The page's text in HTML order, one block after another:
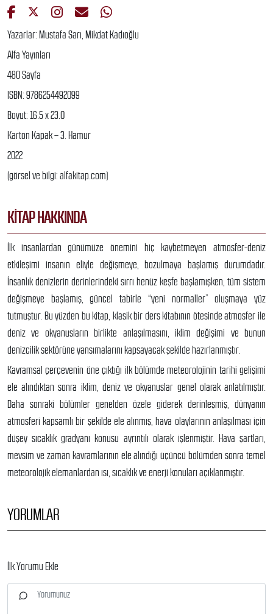
Yazarlar: Mustafa Sarı, Mikdat Kadıoğlu
Alfa Yayınları
480 Sayfa
ISBN: 9786254492099
Boyut: 16.5 x 23.0
Karton Kapak – 3. Hamur
2022
(görsel ve bilgi: alfakitap.com)
KITAP HAKKINDA
İlk insanlardan günümüze önemini hiç kaybetmeyen atmosfer-deniz
etkileşimi insanın eliyle değişmeye, bozulmaya başlamış durumdadır.
İnsanlık denizlerin derinlerindeki sırrı henüz keşfe başlamışken, tüm sistem
değişmeye başlamış, güncel tabirle “yeni normaller” oluşmaya yüz
tutmuştur. Bu yüzden bu kitap, klasik bir ders kitabının ötesinde atmosfer ile
deniz ve okyanusların birlikte anlaşılmasını, iklim değişimi ve bunun
denizcilik sektörüne yansımalarını kapsayacak şekilde hazırlanmıştır.
Kavramsal çerçevenin öne çıktığı ilk bölümde meteorolojinin tarihi gelişimi
ele alındıktan sonra iklim, deniz ve okyanuslar genel olarak anlatılmıştır.
Daha sonraki bölümler genelden özele giderek derinleşmiş, dünyanın
atmosferi kapsamlı bir şekilde ele alınmış, hava olaylarının anlaşılması için
düşey sıcaklık gradyanı konusu ayrıntılı olarak işlenmiştir. Hava şartları,
mevsim ve zaman kavramlarının ele alındığı üçüncü bölümden sonra temel
meteorolojik elemanlardan ısı, sıcaklık ve enerji konuları açıklanmıştır.
YORUMLAR
İlk Yorumu Ekle